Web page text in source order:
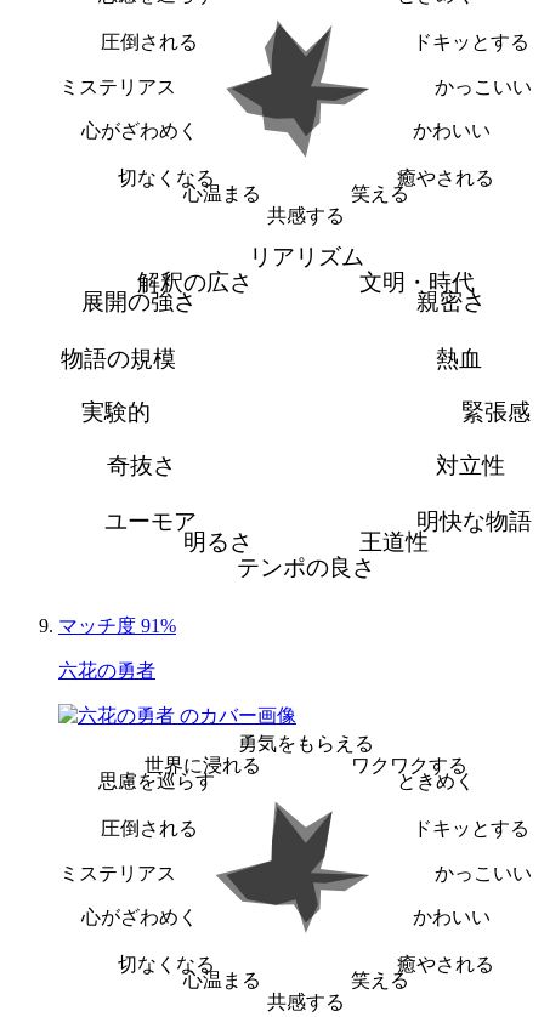
ドキッとする
かっこいい
かわいい
癒やされる
笑える
共感する
心温まる
切なくなる
心がざわめく
ミステリアス
圧倒される
リアリズム
文明・時代
親密さ
熱血
緊張感
対立性
明快な物語
王道性
テンポの良さ
明るさ
ユーモア
奇抜さ
実験的
物語の規模
展開の強さ
解釈の広さ
マッチ度 91%
六花の勇者
勇気をもらえる
ワクワクする
ときめく
ドキッとする
かっこいい
かわいい
癒やされる
笑える
共感する
心温まる
切なくなる
心がざわめく
ミステリアス
圧倒される
思慮を巡らす
世界に浸れる